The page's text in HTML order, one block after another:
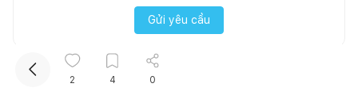
Gửi yêu cầu
2 4 0